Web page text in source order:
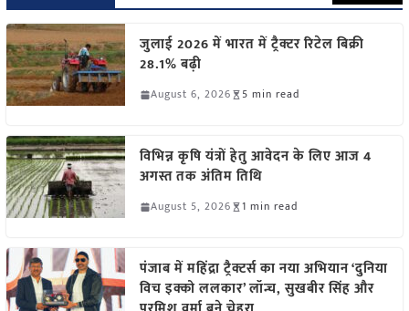
जुलाई 2026 में भारत में ट्रैक्टर रिटेल बिक्री
28.1% बढ़ी
August 6, 2026 5 min read
विभिन्न कृषि यंत्रों हेतु आवेदन के लिए आज 4
अगस्त तक अंतिम तिथि
August 5, 2026 1 min read
पंजाब में महिंद्रा ट्रैक्टर्स का नया अभियान ‘दुनिया
विच इक्को ललकार’ लॉन्च, सुखबीर सिंह और